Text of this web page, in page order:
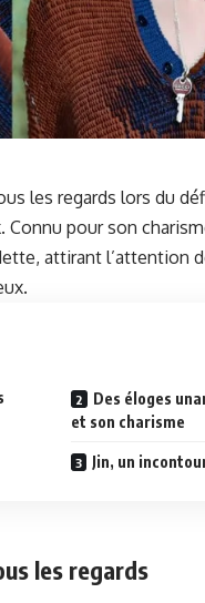
les regards lors du
. Connu pour son
attirant l’attention
Des éloges
et son charisme
Jin, un
les regards